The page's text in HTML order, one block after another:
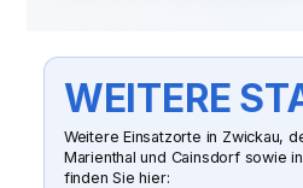
WEITERE
Weitere Einsatzorte in Zwickau,
Marienthal und Cainsdorf sowie
finden Sie hier: